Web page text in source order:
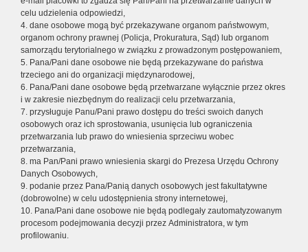
celu udzielenia odpowiedzi,
4. dane osobowe mogą być przekazywane organom państwowym,
organom ochrony prawnej (Policja, Prokuratura, Sąd) lub organom
samorządu terytorialnego w związku z prowadzonym postępowaniem,
5. Pana/Pani dane osobowe nie będą przekazywane do państwa
trzeciego ani do organizacji międzynarodowej,
6. Pana/Pani dane osobowe będą przetwarzane wyłącznie przez okres
i w zakresie niezbędnym do realizacji celu przetwarzania,
7. przysługuje Panu/Pani prawo dostępu do treści swoich danych
osobowych oraz ich sprostowania, usunięcia lub ograniczenia
przetwarzania lub prawo do wniesienia sprzeciwu wobec
przetwarzania,
8. ma Pan/Pani prawo wniesienia skargi do Prezesa Urzędu Ochrony
Danych Osobowych,
9. podanie przez Pana/Panią danych osobowych jest fakultatywne
(dobrowolne) w celu udostępnienia strony internetowej,
10. Pana/Pani dane osobowe nie będą podlegały zautomatyzowanym
procesom podejmowania decyzji przez Administratora, w tym
profilowaniu.